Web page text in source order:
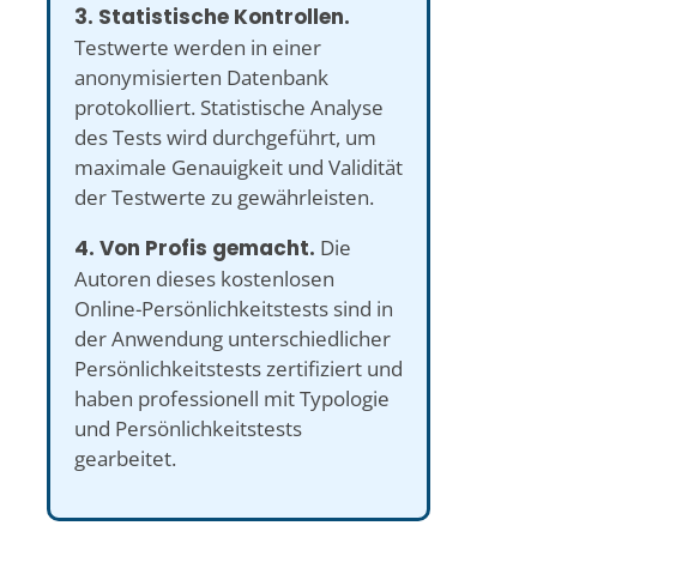
3. Statistische Kontrollen.
Testwerte werden in einer
anonymisierten Datenbank
protokolliert. Statistische Analyse
des Tests wird durchgeführt, um
maximale Genauigkeit und Validität
der Testwerte zu gewährleisten.
4. Von Profis gemacht. Die
Autoren dieses kostenlosen
Online-Persönlichkeitstests sind in
der Anwendung unterschiedlicher
Persönlichkeitstests zertifiziert und
haben professionell mit Typologie
und Persönlichkeitstests
gearbeitet.